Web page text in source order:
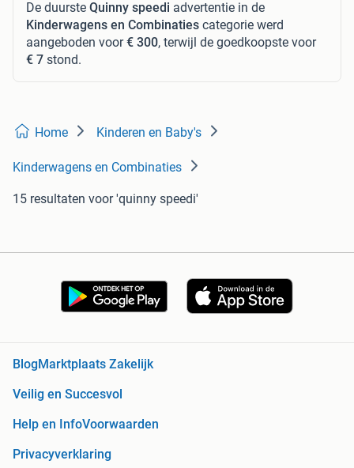
De duurste Quinny speedi advertentie in de
Kinderwagens en Combinaties categorie werd
aangeboden voor€ 300, terwijl de goedkoopste voor
€ 7 stond.
Home Kinderen en Baby's
Kinderwagens en Combinaties
15 resultaten voor 'quinny speedi'
BlogMarktplaats Zakelijk
Veilig en Succesvol
Help en InfoVoorwaarden
Privacyverklaring